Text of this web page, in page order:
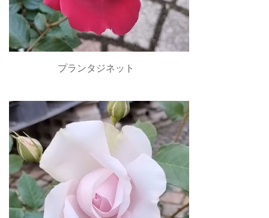
プランタジネット